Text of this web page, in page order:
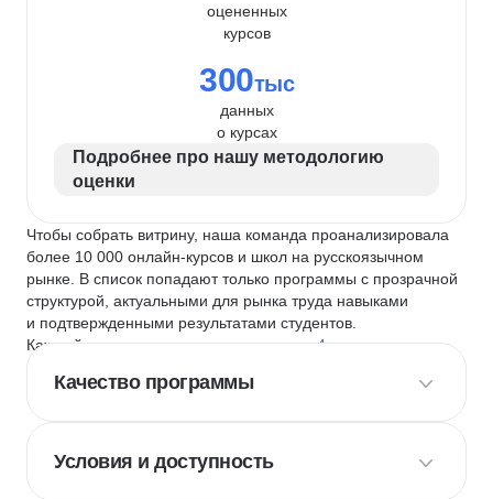
оцененных
курсов
300тыс
данных
о курсах
Подробнее про нашу методологию
оценки
Чтобы собрать витрину, наша команда проанализировала
более 10 000 онлайн-курсов и школ на русскоязычном
рынке. В список попадают только программы с прозрачной
структурой, актуальными для рынка труда навыками
и подтвержденными результатами студентов.
Каждый курс и школу мы оцениваем по
4 критериям
Качество программы
Условия и доступность